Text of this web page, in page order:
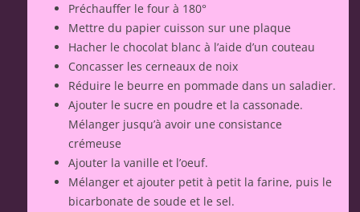
Préchauffer le four à 180°
Mettre du papier cuisson sur une plaque
Hacher le chocolat blanc à l’aide d’un couteau
Concasser les cerneaux de noix
Réduire le beurre en pommade dans un saladier.
Ajouter le sucre en poudre et la cassonade.
Mélanger jusqu’à avoir une consistance
crémeuse
Ajouter la vanille et l’oeuf.
Mélanger et ajouter petit à petit la farine, puis le
bicarbonate de soude et le sel.